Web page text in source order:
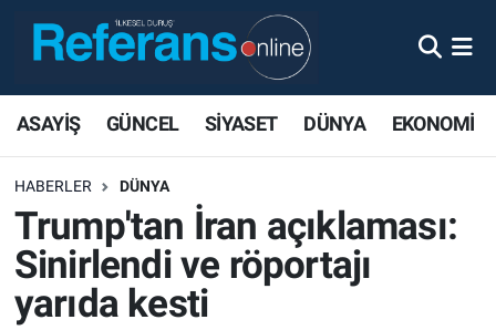
ASAYİŞ GÜNCEL SİYASET DÜNYA EKONOMİ
HABERLER DÜNYA
Trump'tan İran açıklaması:
Sinirlendi ve röportajı
yarıda kesti